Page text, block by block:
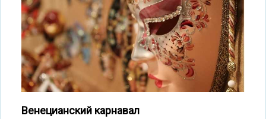
Венецианский карнавал